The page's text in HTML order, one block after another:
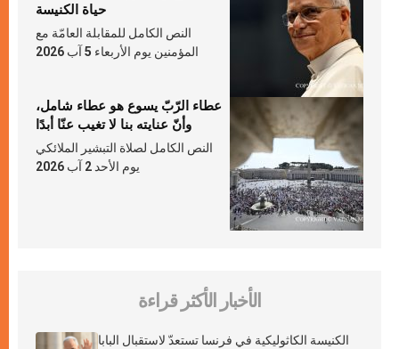
حياة الكنيسة
النص الكامل للمقابلة العامّة مع
المؤمنين يوم الأربعاء 5 آب 2026
عطاء الرّبّ يسوع هو عطاء شامل،
وأنّ عنايته بنا لا تغيب عنّا أبدًا
النص الكامل لصلاة التبشير الملائكي
يوم الأحد 2 آب 2026
الأخبار الأكثر قراءة
الكنيسة الكاثوليكية في فرنسا تستعدّ لاستقبال البابا